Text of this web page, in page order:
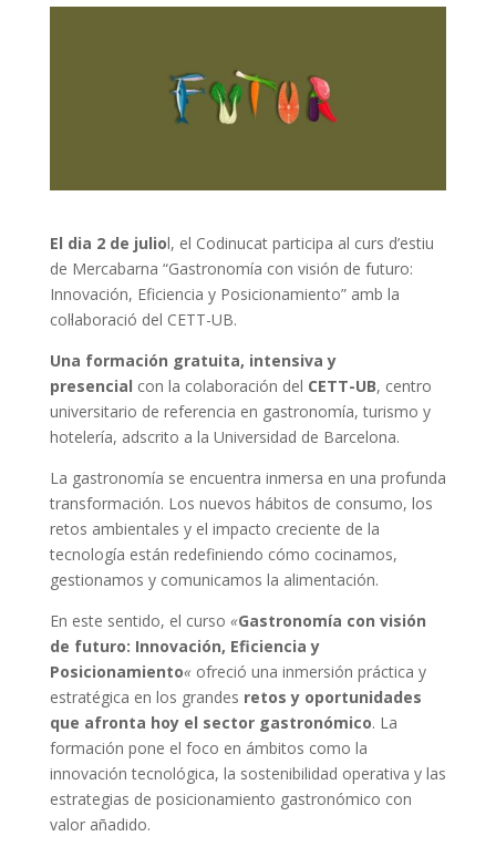
El dia 2 de juliol, el Codinucat participa al curs d’estiu
de Mercabarna “Gastronomía con visión de futuro:
Innovación, Eficiencia y Posicionamiento” amb la
col·laboració del CETT-UB.
Una formación gratuita, intensiva y
presencial con la colaboración del CETT-UB, centro
universitario de referencia en gastronomía, turismo y
hotelería, adscrito a la Universidad de Barcelona.
La gastronomía se encuentra inmersa en una profunda
transformación. Los nuevos hábitos de consumo, los
retos ambientales y el impacto creciente de la
tecnología están redefiniendo cómo cocinamos,
gestionamos y comunicamos la alimentación.
En este sentido, el curso «Gastronomía con visión
de futuro: Innovación, Eficiencia y
Posicionamiento«ofreció una inmersión práctica y
estratégica en los grandes retos y oportunidades
que afronta hoy el sector gastronómico. La
formación pone el foco en ámbitos como la
innovación tecnológica, la sostenibilidad operativa y las
estrategias de posicionamiento gastronómico con
valor añadido.